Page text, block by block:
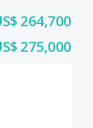
264,700
275,000